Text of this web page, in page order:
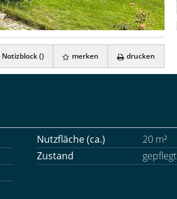
Notizblock () merken drucken
Nutzfläche (ca.)
20 m²
Zustand
gepflegt